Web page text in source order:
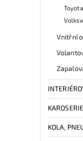
Toyota
Vnitřní
KOLA,